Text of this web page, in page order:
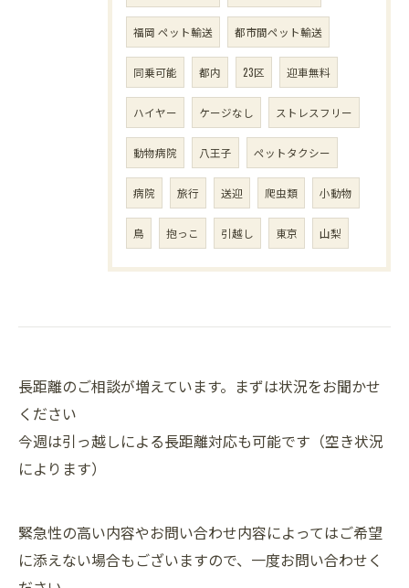
福岡 ペット輸送 都市間ペット輸送
同乗可能 都内 23区 迎車無料
ハイヤー ケージなし ストレスフリー
動物病院 八王子 ペットタクシー
病院 旅行 送迎 爬虫類 小動物
鳥 抱っこ 引越し 東京 山梨
長距離のご相談が増えています。まずは状況をお聞かせ
ください
今週は引っ越しによる長距離対応も可能です（空き状況
によります）
緊急性の高い内容やお問い合わせ内容によってはご希望
に添えない場合もございますので、一度お問い合わせく